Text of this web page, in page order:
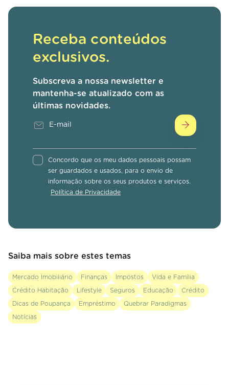
Receba conteúdos
exclusivos.
Subscreva a nossa newsletter e
mantenha-se atualizado com as
últimas novidades.
Concordo que os meu dados pessoais possam
ser guardados e usados, para o envio de
informação sobre os seus produtos e serviços.
Política de Privacidade
Saiba mais sobre estes temas
Mercado Imobiliário Finanças Impostos Vida e Família
Crédito Habitação Lifestyle Seguros Educação Crédito
Dicas de Poupança Empréstimo Quebrar Paradigmas
Notícias